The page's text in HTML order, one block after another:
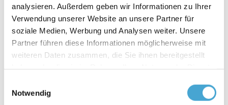
analysieren. Außerdem geben wir Informationen zu Ihrer
Verwendung unserer Website an unsere Partner für
soziale Medien, Werbung und Analysen weiter. Unsere
Partner führen diese Informationen möglicherweise mit
weiteren Daten zusammen, die Sie ihnen bereitgestellt
Notwendig
Capacitar al personal para actuar en
situaciones de crisis
Reforzar la solidez y flexibilidad personales: Los tres
de redes y la seguridad de actuación. Las empresas